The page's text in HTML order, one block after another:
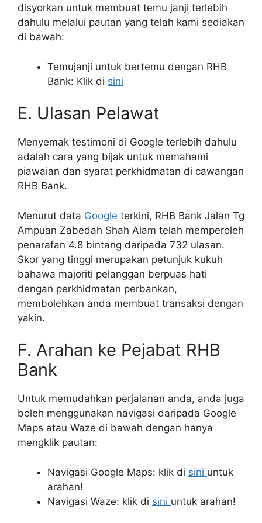
disyorkan untuk membuat temu janji terlebih
dahulu melalui pautan yang telah kami sediakan
di bawah:
Temujanji untuk bertemu dengan RHB
Bank: Klik di sini
E. Ulasan Pelawat
Menyemak testimoni di Google terlebih dahulu
adalah cara yang bijak untuk memahami
piawaian dan syarat perkhidmatan di cawangan
RHB Bank.
Menurut data Google terkini, RHB Bank Jalan Tg
Ampuan Zabedah Shah Alam telah memperoleh
penarafan 4.8 bintang daripada 732 ulasan.
Skor yang tinggi merupakan petunjuk kukuh
bahawa majoriti pelanggan berpuas hati
dengan perkhidmatan perbankan,
membolehkan anda membuat transaksi dengan
yakin.
F. Arahan ke Pejabat RHB
Bank
Untuk memudahkan perjalanan anda, anda juga
boleh menggunakan navigasi daripada Google
Maps atau Waze di bawah dengan hanya
mengklik pautan:
Navigasi Google Maps: klik di sini untuk
arahan!
Navigasi Waze: klik di sini untuk arahan!